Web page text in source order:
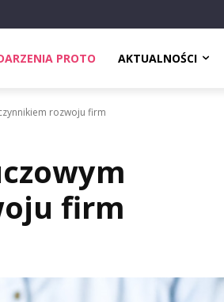
PROTO AKTUALNOŚCI
rozwoju firm
firm